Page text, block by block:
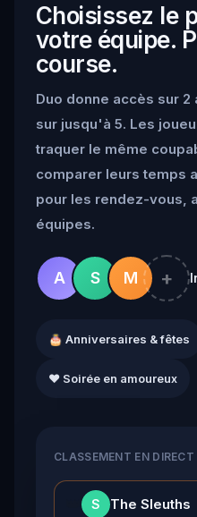
Choisissez le
votre équipe.
course.
Duo donne accès sur
sur jusqu'à 5. Les
traquer le même
comparer leurs temps
pour les rendez-vous,
équipes.
A S M +
🎂 Anniversaires & fêtes
❤️ Soirée en amoureux
CLASSEMENT EN DIRECT
S The Sleuths